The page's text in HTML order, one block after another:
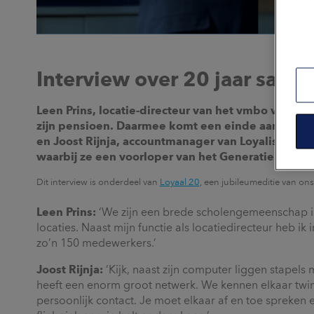
Interview over 20 jaar
Leen Prins, locatie-directeur van het vmbo van
zijn pensioen. Daarmee komt een einde aan de
en Joost Rijnja, accountmanager van Loyalis. Ze
waarbij ze een voorloper van het Generatiepact
Dit interview is onderdeel van Loyaal 20, een jubileumeditie van
Leen Prins: ‘We zijn een brede
locaties. Naast mijn functie als locatiedirecteur heb
zo’n 150 medewerkers.’
Joost Rijnja: ‘Kijk, naast zijn computer liggen
heeft een enorm groot netwerk. We kennen elkaar
persoonlijk contact. Je moet elkaar af en toe